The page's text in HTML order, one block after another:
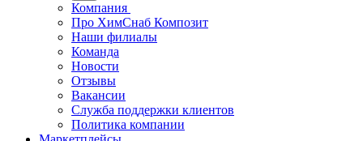
Компания
Про ХимСнаб Композит
Наши филиалы
Команда
Новости
Отзывы
Вакансии
Служба поддержки клиентов
Политика компании